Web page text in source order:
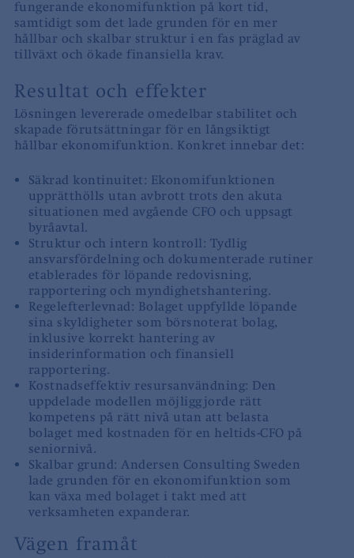
fungerande ekonomifunktion på kort tid,
samtidigt som det lade grunden för en mer
hållbar och skalbar struktur i en fas präglad av
tillväxt och ökade finansiella krav.
Resultat och effekter
Lösningen levererade omedelbar stabilitet och
skapade förutsättningar för en långsiktigt
hållbar ekonomifunktion. Konkret innebar det:
Säkrad kontinuitet: Ekonomifunktionen
upprätthölls utan avbrott trots den akuta
situationen med avgående CFO och uppsagt
byråavtal.
Struktur och intern kontroll: Tydlig
ansvarsfördelning och dokumenterade rutiner
etablerades för löpande redovisning,
rapportering och myndighetshantering.
Regelefterlevnad: Bolaget uppfyllde löpande
sina skyldigheter som börsnoterat bolag,
inklusive korrekt hantering av
insiderinformation och finansiell
rapportering.
Kostnadseffektiv resursanvändning: Den
uppdelade modellen möjliggjorde rätt
kompetens på rätt nivå utan att belasta
bolaget med kostnaden för en heltids-CFO på
seniornivå.
Skalbar grund: Andersen Consulting Sweden
lade grunden för en ekonomifunktion som
kan växa med bolaget i takt med att
verksamheten expanderar.
Vägen framåt